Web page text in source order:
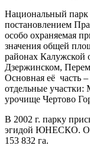
Национальный парк
постановлением
особо охраняемая
значения общей
районах Калужской
Дзержинском,
Основная её часть
отдельные участки:
урочище Чертово
В 2002 г. парку
эгидой ЮНЕСКО.
153 832 га.